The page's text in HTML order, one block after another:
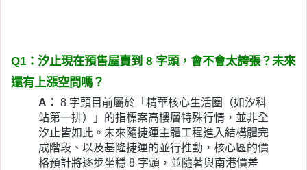
Q1：汐止現在預售屋賣到 8 字頭，會不會太誇張？未來
還有上漲空間嗎？
A： 8 字頭目前屬於「精華核心生活圈（如汐科
站第一排）」的指標案高樓層特殊行情，並非全
汐止皆如此。未來隨捷運主體工程進入結構體完
成階段、以及基隆捷運的並行推動，核心區的價
格預計將逐步坐穩 8 字頭，並隨著與南港價差